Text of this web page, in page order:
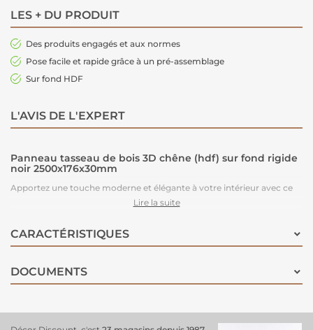
LES + DU PRODUIT
Des produits engagés et aux normes
Pose facile et rapide grâce à un pré-assemblage
Sur fond HDF
L'AVIS DE L'EXPERT
Panneau tasseau de bois 3D chêne (hdf) sur fond rigide
noir 2500x176x30mm
Apportez une touche moderne et élégante à votre intérieur avec ce
panneau en tasseaux de bois 3D sur fond rigide noir
une esthétique haut de gamme, idéale pour sublimer un mur dans un
salon, une chambre ou une entrée. Facile à poser par collage ou
parfait pour une décoration minimaliste et contemporaine. Optez
pour un habillage mural chaleureux et raffiné grâce à ce panneau en
Lire la suite
CARACTÉRISTIQUES
DOCUMENTS